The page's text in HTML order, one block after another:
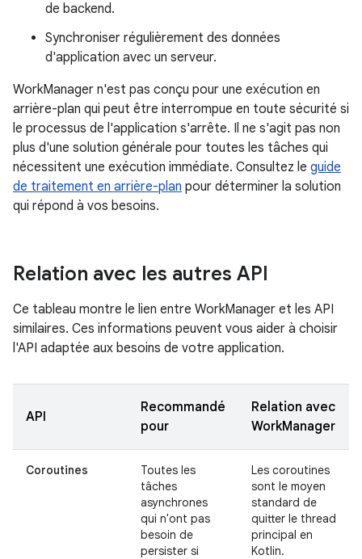
de backend.
Synchroniser régulièrement des données
d'application avec un serveur.
WorkManager n'est pas conçu pour une exécution en
arrière-plan qui peut être interrompue en toute sécurité si
le processus de l'application s'arrête. Il ne s'agit pas non
plus d'une solution générale pour toutes les tâches qui
nécessitent une exécution immédiate. Consultez le guide
de traitement en arrière-plan pour déterminer la solution
qui répond à vos besoins.
Relation avec les autres API
Ce tableau montre le lien entre WorkManager et les API
similaires. Ces informations peuvent vous aider à choisir
l'API adaptée aux besoins de votre application.
API
Recommandé
pour
Relation avec
WorkManager
Coroutines
Toutes les
tâches
asynchrones
qui n'ont pas
besoin de
persister si
Les coroutines
sont le moyen
standard de
quitter le thread
principal en
Kotlin.